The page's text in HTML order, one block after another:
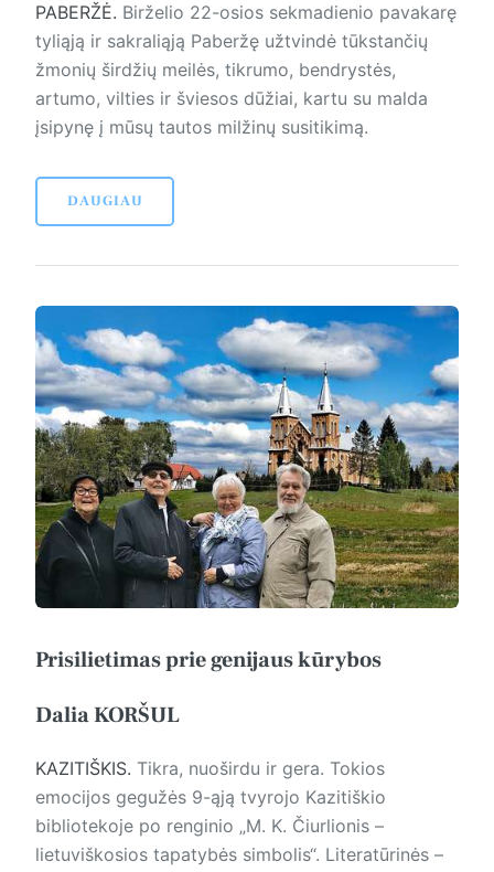
PABERŽĖ. Birželio 22-osios sekmadienio pavakarę
tyliąją ir sakraliąją Paberžę užtvindė tūkstančių
žmonių širdžių meilės, tikrumo, bendrystės,
artumo, vilties ir šviesos dūžiai, kartu su malda
įsipynę į mūsų tautos milžinų susitikimą.
DAUGIAU
Prisilietimas prie genijaus kūrybos
Dalia KORŠUL
KAZITIŠKIS. Tikra, nuoširdu ir gera. Tokios
emocijos gegužės 9-ąją tvyrojo Kazitiškio
bibliotekoje po renginio „M. K. Čiurlionis –
lietuviškosios tapatybės simbolis“. Literatūrinės –